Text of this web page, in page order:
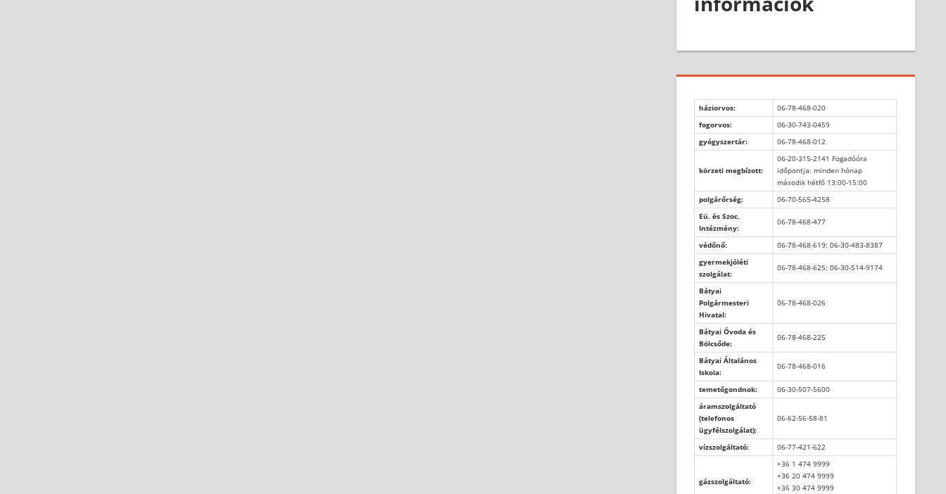
háziorvos:
06-78-468-020
fogorvos:
06-30-743-0459
gyógyszertár:
06-78-468-012
körzeti megbízott:
06-20-315-2141 Fogadóóra
időpontja: minden hónap
második hétfő 13:00-15:00
polgárőrség:
06-70-565-4258
Eü. és Szoc.
Intézmény:
06-78-468-477
védőnő:
06-78-468-619; 06-30-483-8387
gyermekjóléti
szolgálat:
06-78-468-625; 06-30-514-9174
Bátyai
Polgármesteri
Hivatal:
06-78-468-026
Bátyai Óvoda és
Bölcsőde:
06-78-468-225
Bátyai Általános
Iskola:
06-78-468-016
temetőgondnok:
06-30-507-5600
áramszolgáltató
(telefonos
ügyfélszolgálat):
06-62-56-58-81
vízszolgáltató: 06-77-421-622
gázszolgáltató:
+36 1 474 9999
+36 20 474 9999
+36 30 474 9999